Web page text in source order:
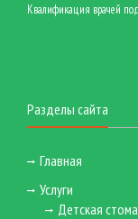
Квалификация врачей
Разделы сайта
Главная
Услуги
Детская